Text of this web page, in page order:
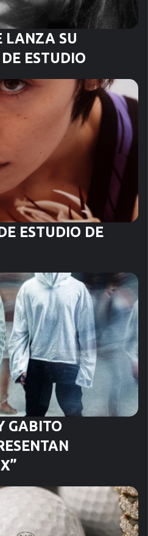
LANZA SU
ESTUDIO
ESTUDIO DE
GABITO